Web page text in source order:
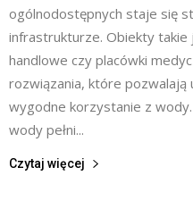
ogólnodostępnych staje się
infrastrukturze. Obiekty takie
handlowe czy placówki
rozwiązania, które pozwalają
wygodne korzystanie z
wody pełni...
Czytaj więcej